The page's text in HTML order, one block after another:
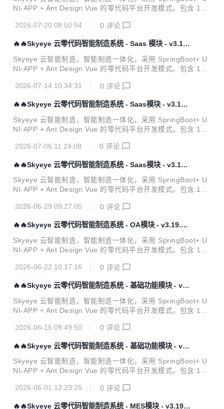
码】针对 {Skyeye 会员} 开源。拿到源码后可进行学习、毕
设、企业等使用。 :rocket:核心场景提效指南 :fire:生产部门：
数据权...
NI-APP + Ant Design Vue 的零代码平台开发模式。包含 100
R、AI、项目、商城、财务、多班次考勤、薪资、招聘、云售
网首套零代码、功能最全的智能制造行业供应链一体化管理软
件。 官方网站 开发文档 视频教程 功能点 Skyeye 云【源代
码】针对 {Skyeye 会员} 开源。拿到源码后可进行学习、毕
设、企业等使用。 Skyeye 云智能制造 v3.19.13 发布 ，发布
内容如下...
2026-07-20 08:50:54 0 评论
🔥🔥Skyeye 云零代码智能制造系统 - Saas 模块 - v3.19.
12 发布
Skyeye 云智能制造，智能制造一体化，采用 SpringBoot+ U
NI-APP + Ant Design Vue 的零代码平台开发模式。包含 100
R、AI、项目、商城、财务、多班次考勤、薪资、招聘、云售
网首套零代码、功能最全的智能制造行业供应链一体化管理软
件。 官方网站 开发文档 视频教程 功能点 Skyeye 云【源代
码】针对 {Skyeye 会员} 开源。拿到源码后可进行学习、毕
设、企业等使用。 Skyeye 云智能制造 v3.19.12 发布 ，发布
内容如下...
2026-07-14 10:34:31 0 评论
🔥🔥Skyeye 云零代码智能制造系统 - Saas模块 - v3.19.1
1 发布
Skyeye 云智能制造，智能制造一体化，采用 SpringBoot+ U
NI-APP + Ant Design Vue 的零代码平台开发模式。包含 100
R、AI、项目、商城、财务、多班次考勤、薪资、招聘、云售
网首套零代码、功能最全的智能制造行业供应链一体化管理软
件。 官方网站 开发文档 视频教程 功能点 Skyeye 云【源代
码】针对 {Skyeye 会员} 开源。拿到源码后可进行学习、毕
设、企业等使用。 Skyeye 云智能制造 v3.19.11 发布 ，发布
内容如下...
2026-07-06 11:24:08 0 评论
🔥🔥Skyeye 云零代码智能制造系统 - Saas模块 - v3.19.1
0 发布
Skyeye 云智能制造，智能制造一体化，采用 SpringBoot+ U
NI-APP + Ant Design Vue 的零代码平台开发模式。包含 100
R、AI、项目、商城、财务、多班次考勤、薪资、招聘、云售
网首套零代码、功能最全的智能制造行业供应链一体化管理软
件。 官方网站 开发文档 视频教程 功能点 Skyeye 云【源代
码】针对 {Skyeye 会员} 开源。拿到源码后可进行学习、毕
设、企业等使用。 Skyeye 云智能制造 v3.19.10 发布 ，发布
内容如下...
2026-06-29 09:27:05 0 评论
🔥🔥Skyeye 云零代码智能制造系统 - OA模块 - v3.19.9
发布
Skyeye 云智能制造，智能制造一体化，采用 SpringBoot+ U
NI-APP + Ant Design Vue 的零代码平台开发模式。包含 100
R、AI、项目、商城、财务、多班次考勤、薪资、招聘、云售
网首套零代码、功能最全的智能制造行业供应链一体化管理软
件。 官方网站 开发文档 视频教程 功能点 Skyeye 云【源代
码】针对 {Skyeye 会员} 开源。拿到源码后可进行学习、毕
设、企业等使用。 Skyeye 云智能制造 v3.19.9 发布 ，发布
内容如下：...
2026-06-22 10:17:16 0 评论
🔥🔥Skyeye 云零代码智能制造系统 - 基础功能模块 - v3.
19.8 发布
Skyeye 云智能制造，智能制造一体化，采用 SpringBoot+ U
NI-APP + Ant Design Vue 的零代码平台开发模式。包含 100
R、AI、项目、商城、财务、多班次考勤、薪资、招聘、云售
网首套零代码、功能最全的智能制造行业供应链一体化管理软
件。 官方网站 开发文档 视频教程 功能点 Skyeye 云【源代
码】针对 {Skyeye 会员} 开源。拿到源码后可进行学习、毕
设、企业等使用。 Skyeye 云智能制造 v3.19.8 发布 ，发布
内容如下：...
2026-06-15 09:49:50 0 评论
🔥🔥Skyeye 云零代码智能制造系统 - 基础功能模块 - v3.
19.6 发布
Skyeye 云智能制造，智能制造一体化，采用 SpringBoot+ U
NI-APP + Ant Design Vue 的零代码平台开发模式。包含 100
R、AI、项目、商城、财务、多班次考勤、薪资、招聘、云售
2026-06-01 12:23:25 0 评论
🔥🔥Skyeye 云零代码智能制造系统 - MES模块 - v3.19.5